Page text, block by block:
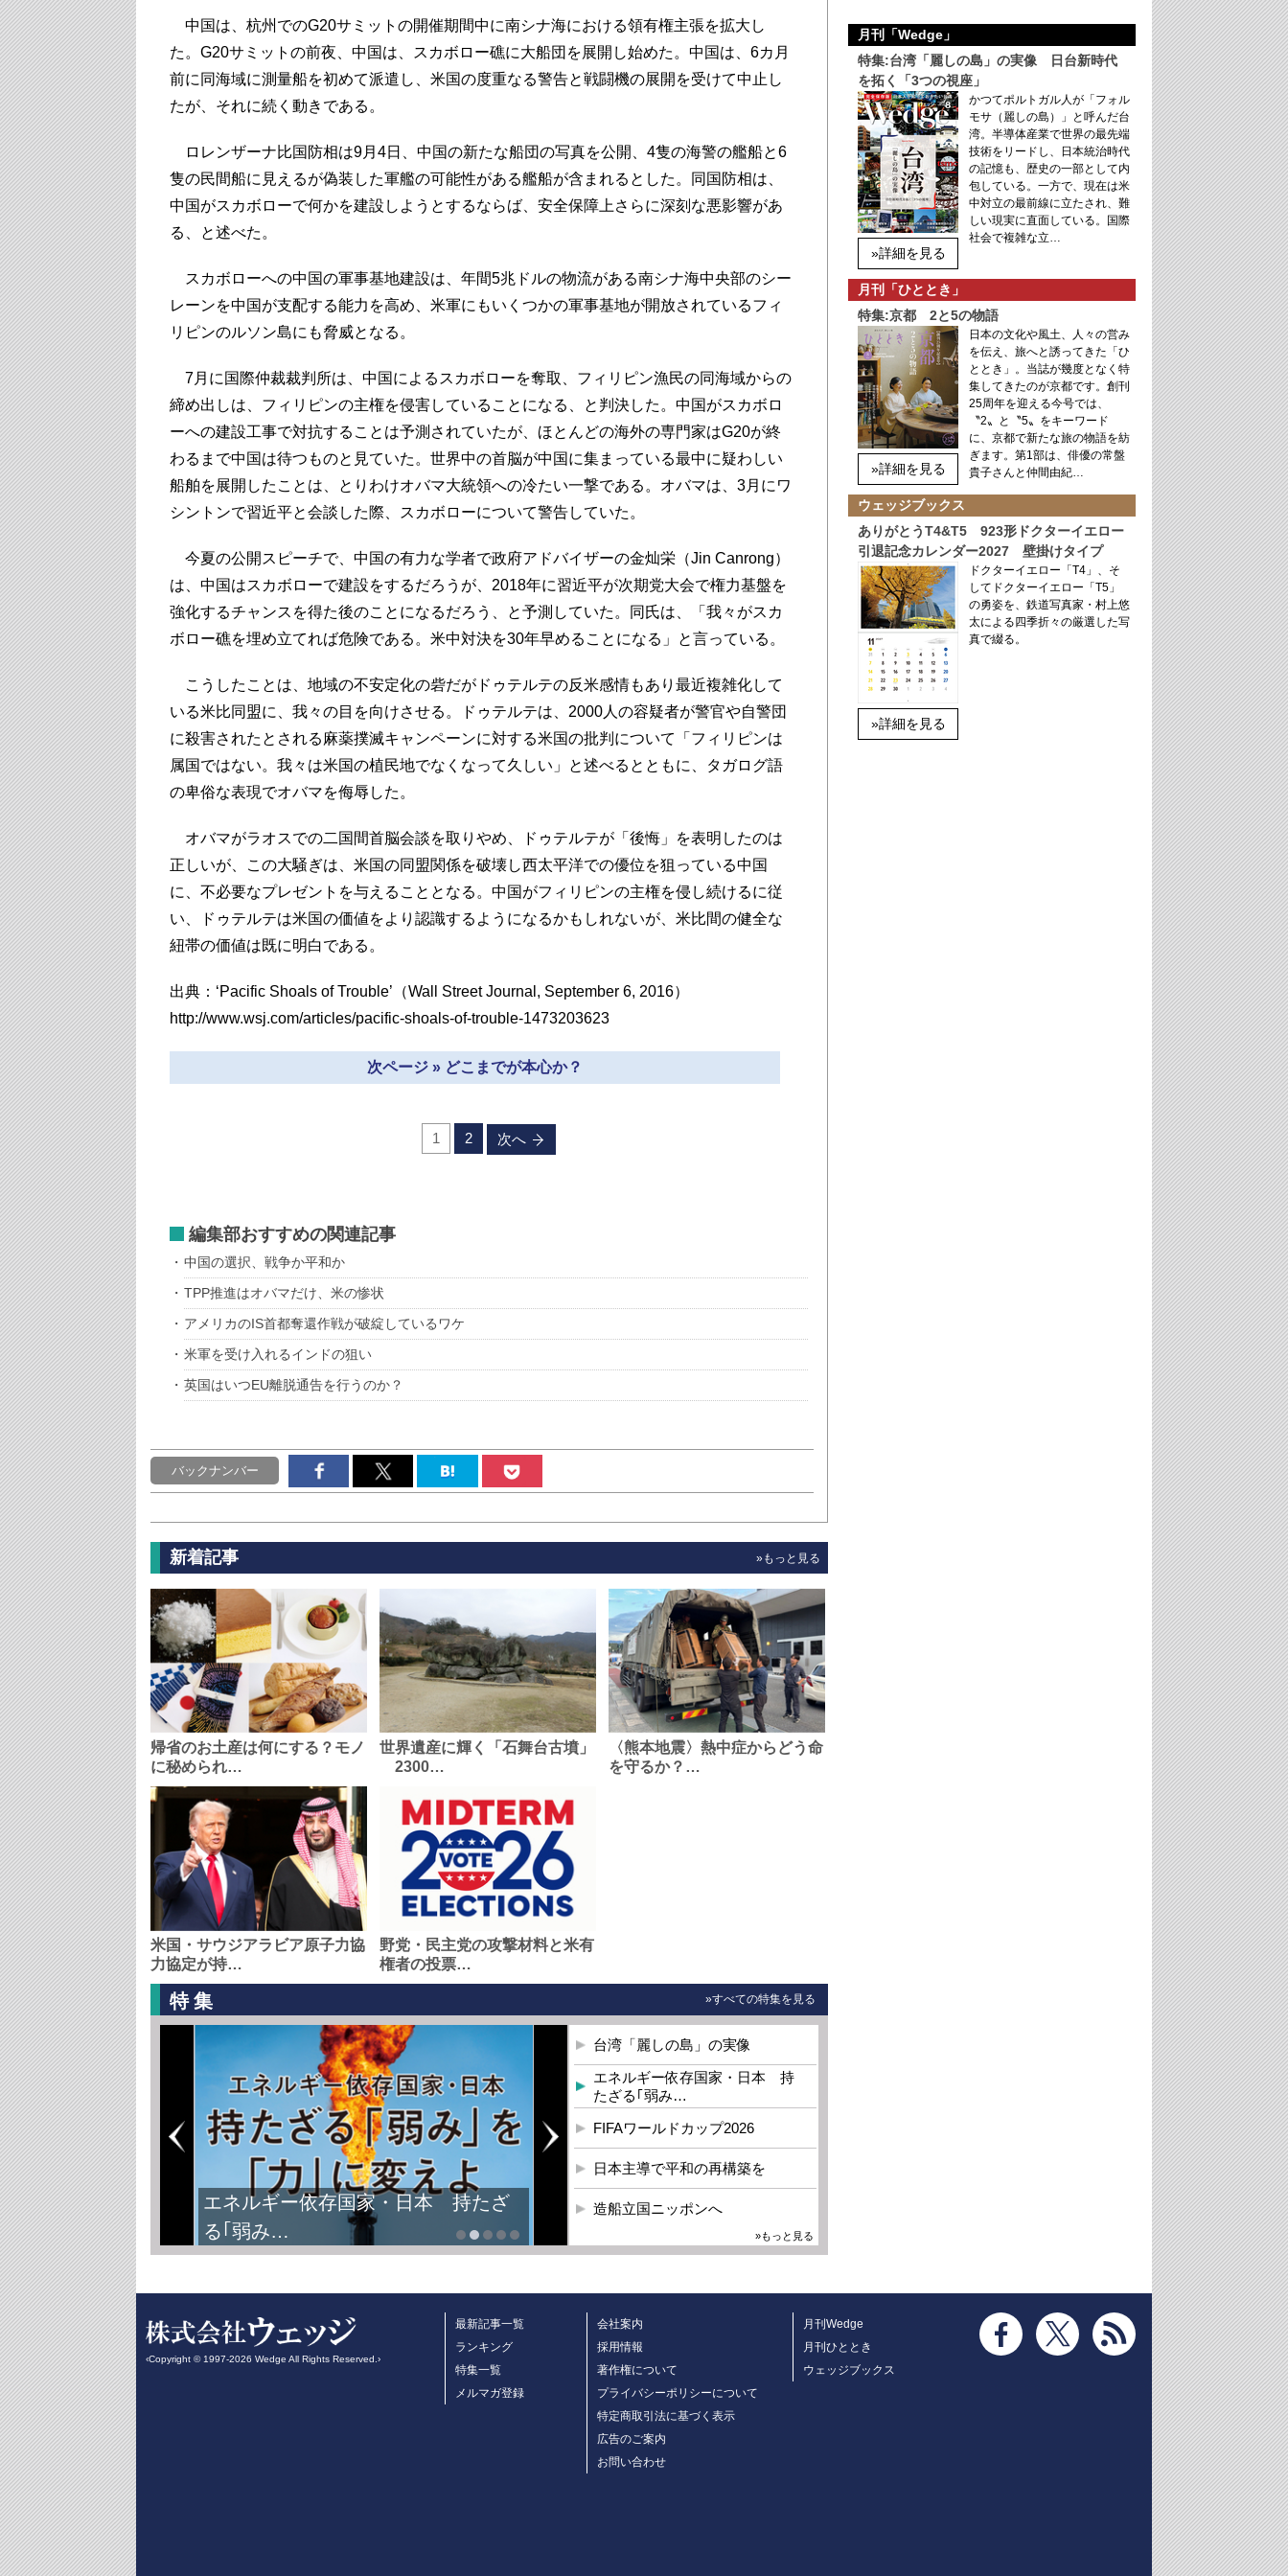
中国は、杭州でのG20サミットの開催期間中に南シナ海における領有権主張を拡大し
た。G20サミットの前夜、中国は、スカボロー礁に大船団を展開し始めた。中国は、6カ月
前に同海域に測量船を初めて派遣し、米国の度重なる警告と戦闘機の展開を受けて中止し
たが、それに続く動きである。
ロレンザーナ比国防相は9月4日、中国の新たな船団の写真を公開、4隻の海警の艦船と6
隻の民間船に見えるが偽装した軍艦の可能性がある艦船が含まれるとした。同国防相は、
中国がスカボローで何かを建設しようとするならば、安全保障上さらに深刻な悪影響があ
る、と述べた。
スカボローへの中国の軍事基地建設は、年間5兆ドルの物流がある南シナ海中央部のシー
レーンを中国が支配する能力を高め、米軍にもいくつかの軍事基地が開放されているフィ
リピンのルソン島にも脅威となる。
7月に国際仲裁裁判所は、中国によるスカボローを奪取、フィリピン漁民の同海域からの
締め出しは、フィリピンの主権を侵害していることになる、と判決した。中国がスカボロ
ーへの建設工事で対抗することは予測されていたが、ほとんどの海外の専門家はG20が終
わるまで中国は待つものと見ていた。世界中の首脳が中国に集まっている最中に疑わしい
船舶を展開したことは、とりわけオバマ大統領への冷たい一撃である。オバマは、3月にワ
シントンで習近平と会談した際、スカボローについて警告していた。
今夏の公開スピーチで、中国の有力な学者で政府アドバイザーの金灿栄（Jin Canrong）
は、中国はスカボローで建設をするだろうが、2018年に習近平が次期党大会で権力基盤を
強化するチャンスを得た後のことになるだろう、と予測していた。同氏は、「我々がスカ
ボロー礁を埋め立てれば危険である。米中対決を30年早めることになる」と言っている。
こうしたことは、地域の不安定化の砦だがドゥテルテの反米感情もあり最近複雑化して
いる米比同盟に、我々の目を向けさせる。ドゥテルテは、2000人の容疑者が警官や自警団
に殺害されたとされる麻薬撲滅キャンペーンに対する米国の批判について「フィリピンは
属国ではない。我々は米国の植民地でなくなって久しい」と述べるとともに、タガログ語
の卑俗な表現でオバマを侮辱した。
オバマがラオスでの二国間首脳会談を取りやめ、ドゥテルテが「後悔」を表明したのは
正しいが、この大騒ぎは、米国の同盟関係を破壊し西太平洋での優位を狙っている中国
に、不必要なプレゼントを与えることとなる。中国がフィリピンの主権を侵し続けるに従
い、ドゥテルテは米国の価値をより認識するようになるかもしれないが、米比間の健全な
紐帯の価値は既に明白である。
出典：‘Pacific Shoals of Trouble’（Wall Street Journal, September 6, 2016）
http://www.wsj.com/articles/pacific-shoals-of-trouble-1473203623
次ページ » どこまでが本心か？
1 2 次へ
編集部おすすめの関連記事
中国の選択、戦争か平和か
TPP推進はオバマだけ、米の惨状
アメリカのIS首都奪還作戦が破綻しているワケ
米軍を受け入れるインドの狙い
英国はいつEU離脱通告を行うのか？
バックナンバー
新着記事 »もっと見る
帰省のお土産は何にする？モノ
に秘められ…
世界遺産に輝く「石舞台古墳」
2300…
〈熊本地震〉熱中症からどう命
を守るか？…
米国・サウジアラビア原子力協
力協定が持…
野党・民主党の攻撃材料と米有
権者の投票…
特集 »すべての特集を見る
エネルギー依存国家・日本 持たざ
る｢弱み…
台湾「麗しの島」の実像
エネルギー依存国家・日本 持
たざる｢弱み…
FIFAワールドカップ2026
日本主導で平和の再構築を
造船立国ニッポンへ
»もっと見る
月刊「Wedge」
特集:台湾「麗しの島」の実像 日台新時代
を拓く「3つの視座」
»詳細を見る
かつてポルトガル人が「フォル
モサ（麗しの島）」と呼んだ台
湾。半導体産業で世界の最先端
技術をリードし、日本統治時代
の記憶も、歴史の一部として内
包している。一方で、現在は米
中対立の最前線に立たされ、難
しい現実に直面している。国際
社会で複雑な立…
月刊「ひととき」
特集:京都 2と5の物語
»詳細を見る
日本の文化や風土、人々の営み
を伝え、旅へと誘ってきた「ひ
ととき」。当誌が幾度となく特
集してきたのが京都です。創刊
25周年を迎える今号では、
〝2〟と〝5〟をキーワード
に、京都で新たな旅の物語を紡
ぎます。第1部は、俳優の常盤
貴子さんと仲間由紀…
ウェッジブックス
ありがとうT4&T5 923形ドクターイエロー
引退記念カレンダー2027 壁掛けタイプ
»詳細を見る
ドクターイエロー「T4」、そ
してドクターイエロー「T5」
の勇姿を、鉄道写真家・村上悠
太による四季折々の厳選した写
真で綴る。
‹Copyright © 1997-2026 Wedge All Rights Reserved.›
最新記事一覧
ランキング
特集一覧
メルマガ登録
会社案内
採用情報
著作権について
プライバシーポリシーについて
特定商取引法に基づく表示
広告のご案内
お問い合わせ
月刊Wedge
月刊ひととき
ウェッジブックス